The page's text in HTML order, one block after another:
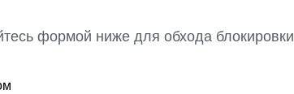
формой ниже для обхода блокировки